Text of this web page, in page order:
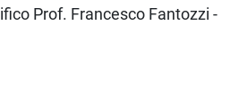
Prof. Francesco Fantozzi -